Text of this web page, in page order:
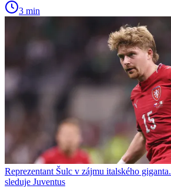
3 min
Reprezentant Šulc v zájmu italského
sleduje Juventus